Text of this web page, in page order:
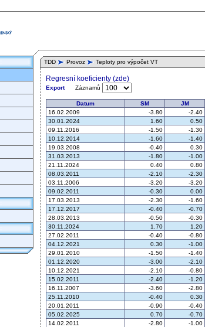
TDD Provoz Teploty pro výpočet VT
Regresní koeficienty (zde)
Export Záznamů
Datum SM JM
16.02.2009
-3.80 -2.40
30.01.2024
1.60 0.50
09.11.2016
-1.50 -1.30
10.12.2014
-1.60 -1.40
19.03.2008
-0.40 0.30
31.03.2013
-1.80 -1.00
21.11.2024
0.40 0.80
08.03.2011
-2.10 -2.30
03.11.2006
-3.20 -3.20
09.02.2011
-0.30 0.00
17.03.2013
-2.30 -1.60
17.12.2017
-0.40 -0.70
28.03.2013
-0.50 -0.30
30.11.2024
1.70 1.20
27.02.2011
-0.40 -0.80
04.12.2021
0.30 -1.00
29.01.2010
-1.50 -1.40
01.12.2020
-3.00 -2.10
10.12.2021
-2.10 -0.80
15.02.2011
-2.40 -1.20
16.11.2007
-3.60 -2.80
25.11.2010
-0.40 0.30
20.01.2011
-0.90 -0.40
05.02.2025
0.70 -0.70
14.02.2011
-2.80 -1.00